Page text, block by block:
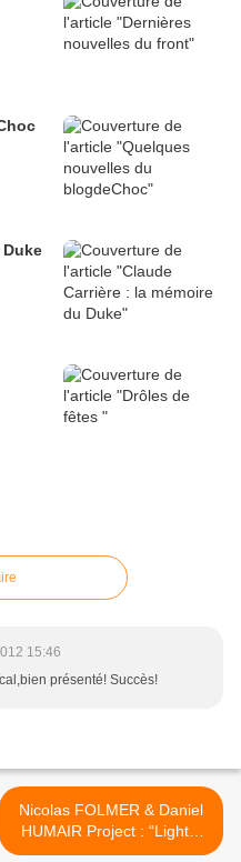
15:46
présenté! Succès!
Nicolas FOLMER & Daniel
HUMAIR Project : “Lights”
(Cristal / H. M.) >